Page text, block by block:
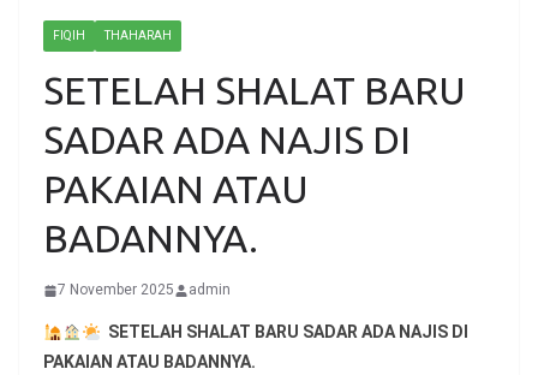
FIQIH THAHARAH
SETELAH SHALAT BARU
SADAR ADA NAJIS DI
PAKAIAN ATAU
BADANNYA.
7 November 2025 admin
SETELAH SHALAT BARU SADAR ADA NAJIS DI
PAKAIAN ATAU BADANNYA.